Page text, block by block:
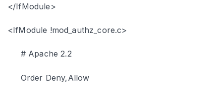
</IfModule>
<IfModule !mod_authz_core.c>
# Apache 2.2
Order Deny,Allow